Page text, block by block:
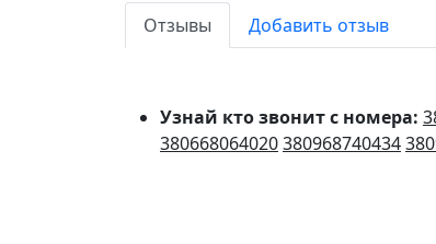
Отзывы
Добавить отзыв
Узнай кто звонит с номера:
380668064020380968740434